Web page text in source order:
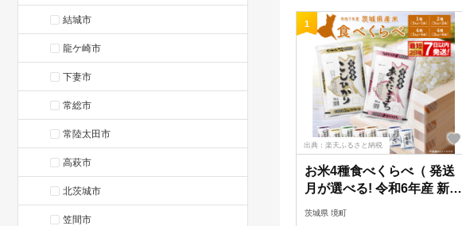
結城市
龍ケ崎市
下妻市
常総市
常陸太田市
高萩市
北茨城市
笠間市
1
出典：楽天ふるさと納税
お米4種食べくらべ（ 発送
月が選べる! 令和6年産 新米
お米 2種 4種 食べくらべ
茨城県 境町